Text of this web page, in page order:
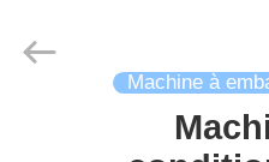
PACK
Machinery
Machine à